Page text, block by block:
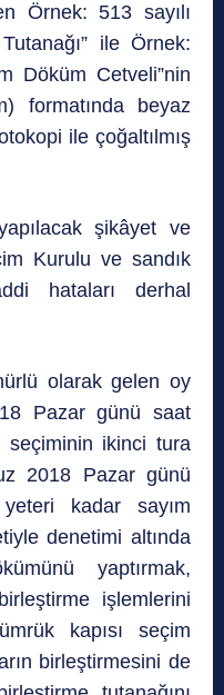
Örnek: 513 sayılı
ile Örnek:
Döküm Cetveli”nin
formatında beyaz
ile çoğaltılmış
şikâyet ve
Kurulu ve sandık
hataları derhal
olarak gelen oy
Pazar günü saat
seçiminin ikinci tura
2018 Pazar günü
kadar sayım
denetimi altında
yaptırmak,
işlemlerini
kapısı seçim
birleştirmesini de